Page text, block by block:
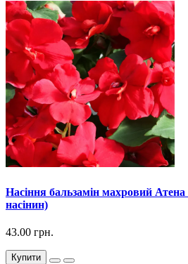
Насіння бальзамін махровий
насінин)
43.00 грн.
Купити